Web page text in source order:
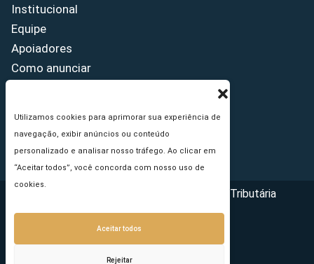
Utilizamos cookies para aprimorar sua experiência de
navegação, exibir anúncios ou conteúdo
personalizado e analisar nosso tráfego. Ao clicar em
“Aceitar todos”, você concorda com nosso uso de
cookies.
Aceitar todos
Rejeitar
Institucional
Equipe
Apoiadores
Como anunciar
Princípios Editoriais
Copyright © 2026 - Portal da Reforma Tributária